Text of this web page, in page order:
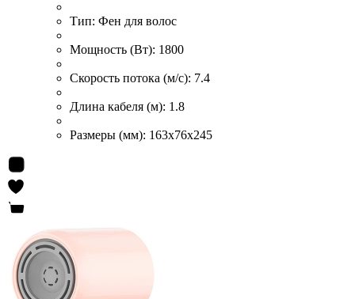
Тип: Фен для волос
Мощность (Вт): 1800
Скорость потока (м/с): 7.4
Длина кабеля (м): 1.8
Размеры (мм): 163x76x245